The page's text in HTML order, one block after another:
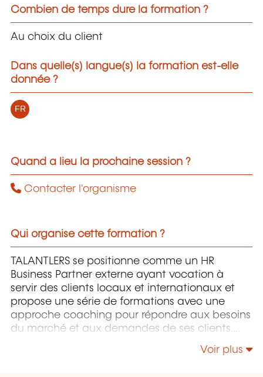
Combien de temps dure la formation ?
Au choix du client
Dans quelle(s) langue(s) la formation est-elle
donnée ?
FR
Quand a lieu la prochaine session ?
Contacter l'organisme
Qui organise cette formation ?
TALANTLERS se positionne comme un HR
Business Partner externe ayant vocation à
servir des clients locaux et internationaux et
propose une série de formations avec une
approche coaching pour répondre aux besoins
du marché et aux demandes de ses clients.
TALANTLERS a développé des formations Soft
Skills pour tous, sur des sujets pointus et
Voir plus